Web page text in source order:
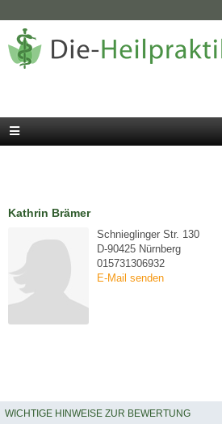
Kathrin Brämer
Schnieglinger Str. 130
D-90425 Nürnberg
015731306932
E-Mail senden
WICHTIGE HINWEISE ZUR BEWERTUNG